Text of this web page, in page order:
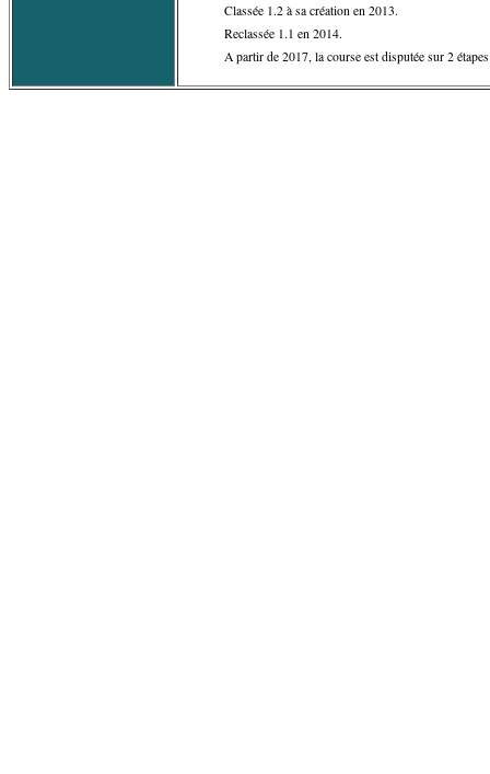
Classée 1.2 à sa création en 2013.
Reclassée 1.1 en 2014.
A partir de 2017, la course est disputée sur 2